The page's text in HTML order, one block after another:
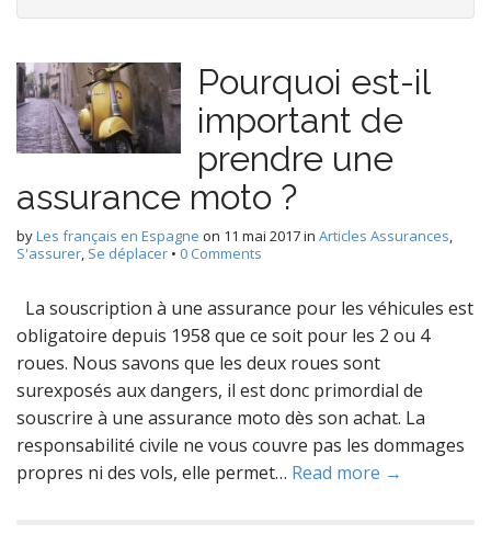
Pourquoi est-il
important de
prendre une
assurance moto ?
byLes français en Espagne on 11 mai 2017in Articles Assurances,
S'assurer, Se déplacer • 0 Comments
La souscription à une assurance pour les véhicules est
obligatoire depuis 1958 que ce soit pour les 2 ou 4
roues. Nous savons que les deux roues sont
surexposés aux dangers, il est donc primordial de
souscrire à une assurance moto dès son achat. La
responsabilité civile ne vous couvre pas les dommages
propres ni des vols, elle permet… Read more →